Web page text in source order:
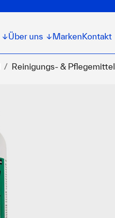
↓Über uns ↓ Marken Kontakt
Reinigungs- & Pflegemittel